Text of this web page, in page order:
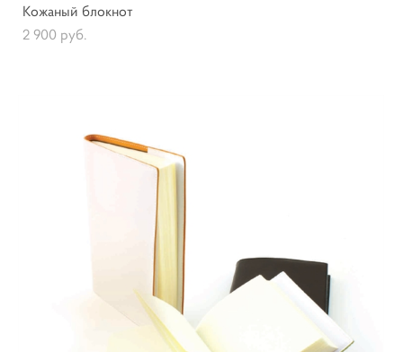
Кожаный блокнот
2 900 pуб.